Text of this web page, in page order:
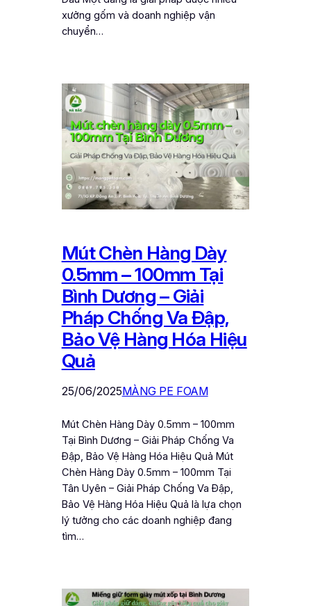
xưởng gốm và doanh nghiệp vận
chuyển…
Mút Chèn Hàng Dày
0.5mm – 100mm Tại
Bình Dương – Giải
Pháp Chống Va Đập,
Bảo Vệ Hàng Hóa Hiệu
Quả
25/06/2025MÀNG PE FOAM
Mút Chèn Hàng Dày 0.5mm – 100mm
Tại Bình Dương – Giải Pháp Chống Va
Đập, Bảo Vệ Hàng Hóa Hiệu Quả Mút
Chèn Hàng Dày 0.5mm – 100mm Tại
Tân Uyên – Giải Pháp Chống Va Đập,
Bảo Vệ Hàng Hóa Hiệu Quả là lựa chọn
lý tưởng cho các doanh nghiệp đang
tìm…